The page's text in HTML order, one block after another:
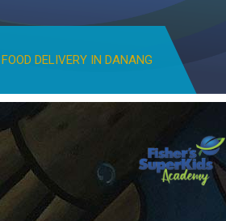
FOOD DELIVERY IN DANANG